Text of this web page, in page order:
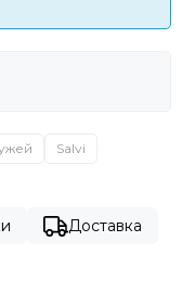
Salvi
Доставка